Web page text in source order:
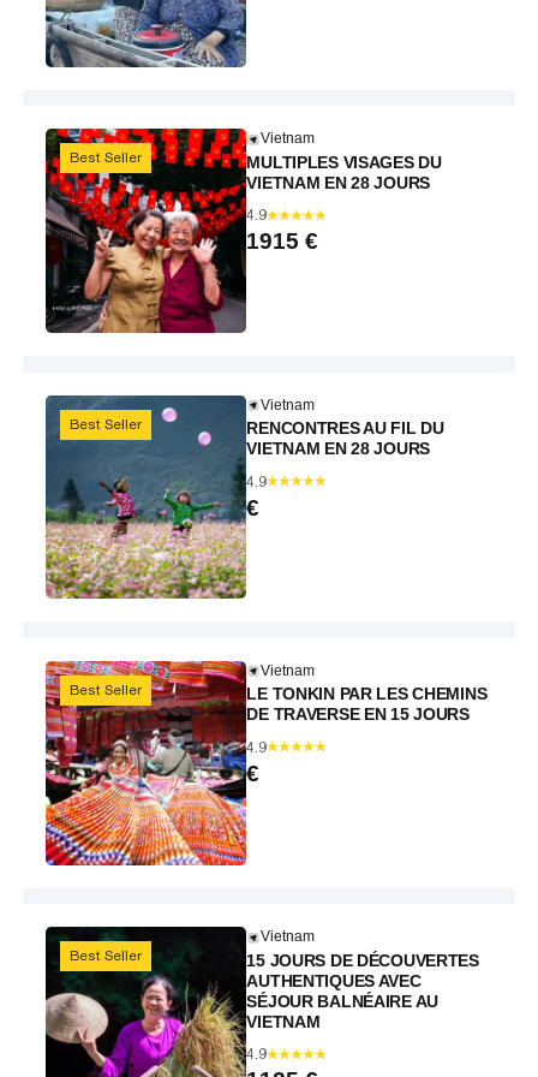
Best Seller
Vietnam
MULTIPLES VISAGES DU
VIETNAM EN 28 JOURS
4.9
1915 €
Best Seller
Vietnam
RENCONTRES AU FIL DU
VIETNAM EN 28 JOURS
4.9
€
Best Seller
Vietnam
LE TONKIN PAR LES CHEMINS
DE TRAVERSE EN 15 JOURS
4.9
€
Best Seller
Vietnam
15 JOURS DE DÉCOUVERTES
AUTHENTIQUES AVEC
SÉJOUR BALNÉAIRE AU
VIETNAM
4.9